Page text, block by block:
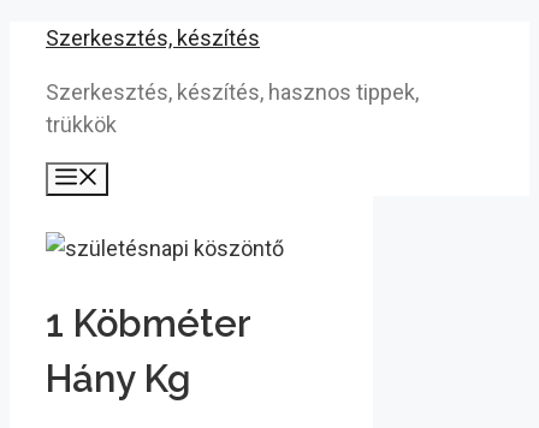
Kilépés
tartalomba
Szerkesztés, készítés
Szerkesztés, készítés, hasznos tippek,
trükkök
1 Köbméter
Hány Kg